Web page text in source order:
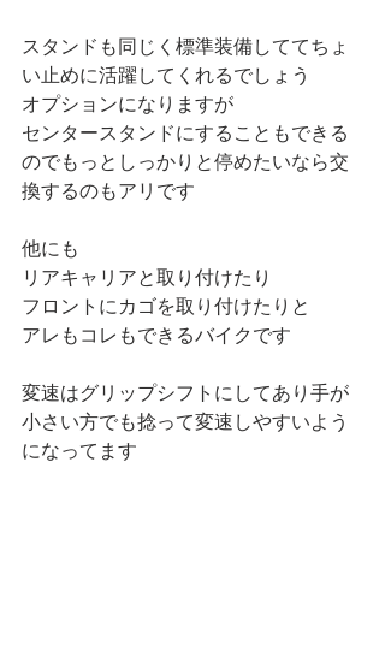
スタンドも同じく標準装備しててちょ
い止めに活躍してくれるでしょう
オプションになりますが
センタースタンドにすることもできる
のでもっとしっかりと停めたいなら交
換するのもアリです
他にも
リアキャリアと取り付けたり
フロントにカゴを取り付けたりと
アレもコレもできるバイクです
変速はグリップシフトにしてあり手が
小さい方でも捻って変速しやすいよう
になってます